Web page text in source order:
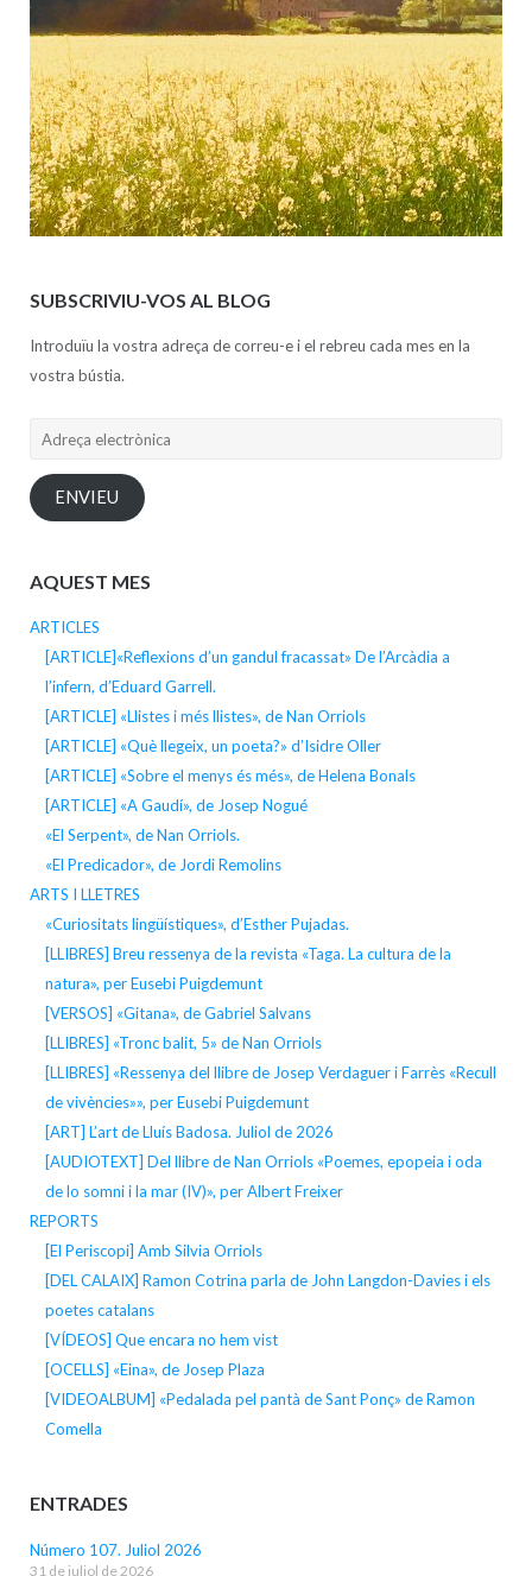
SUBSCRIVIU-VOS AL BLOG
Introduïu la vostra adreça de correu-e i el rebreu cada mes en la
vostra bústia.
Adreça
ENVIEU
AQUEST MES
ARTICLES
[ARTICLE]«Reflexions d’un gandul fracassat» De l’Arcàdia a
l’infern, d’Eduard Garrell.
[ARTICLE] «Llistes i més llistes», de Nan Orriols
[ARTICLE] «Què llegeix, un poeta?» d’Isidre Oller
[ARTICLE] «Sobre el menys és més», de Helena Bonals
[ARTICLE] «A Gaudí», de Josep Nogué
«El Serpent», de Nan Orriols.
«El Predicador», de Jordi Remolins
ARTS I LLETRES
«Curiositats lingüístiques», d’Esther Pujadas.
[LLIBRES] Breu ressenya de la revista «Taga. La cultura de la
natura», per Eusebi Puigdemunt
[VERSOS] «Gitana», de Gabriel Salvans
[LLIBRES] «Tronc balit, 5» de Nan Orriols
[LLIBRES] «Ressenya del llibre de Josep Verdaguer i Farrès «Recull
de vivències»», per Eusebi Puigdemunt
[ART] L’art de Lluís Badosa. Juliol de 2026
[AUDIOTEXT] Del llibre de Nan Orriols «Poemes, epopeia i oda
de lo somni i la mar (IV)», per Albert Freixer
REPORTS
[El Periscopi] Amb Silvia Orriols
[DEL CALAIX] Ramon Cotrina parla de John Langdon-Davies i els
poetes catalans
[VÍDEOS] Que encara no hem vist
[OCELLS] «Eina», de Josep Plaza
[VIDEOALBUM] «Pedalada pel pantà de Sant Ponç» de Ramon
Comella
ENTRADES
Número 107. Juliol 2026
31 de juliol de 2026